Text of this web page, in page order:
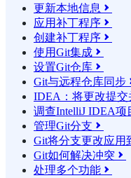
更新本地信息 
应用补丁程序 
创建补丁程序 
使用Git集成 
设置Git仓库 
Git与远程仓库同步
IDEA：将更改提
调查IntelliJ IDEA项
管理Git分支 
Git将分支更改应用
Git如何解决冲突 
处理多个功能 